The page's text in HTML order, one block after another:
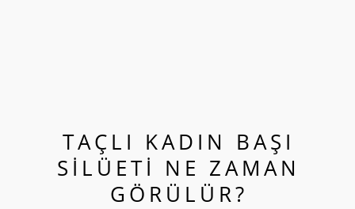
TAÇLI KADIN BAŞI
SILÜETI NE ZAMAN
GÖRÜLÜR?